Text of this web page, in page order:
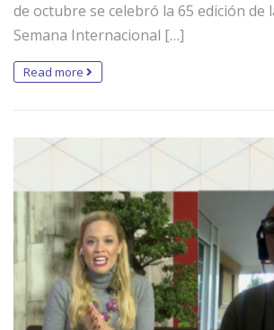
de octubre se celebró la 65 edición de
Semana Internacional […]
Read more